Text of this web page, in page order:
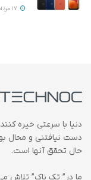
دنیا با سرعتی خیره
دست نیافتنی و محال
حال تحقق آنها است.
ما در” تک ناک” تلاش